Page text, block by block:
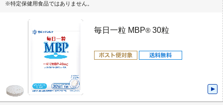
※特定保健用食品ではありません。
毎日一粒 MBP®30粒